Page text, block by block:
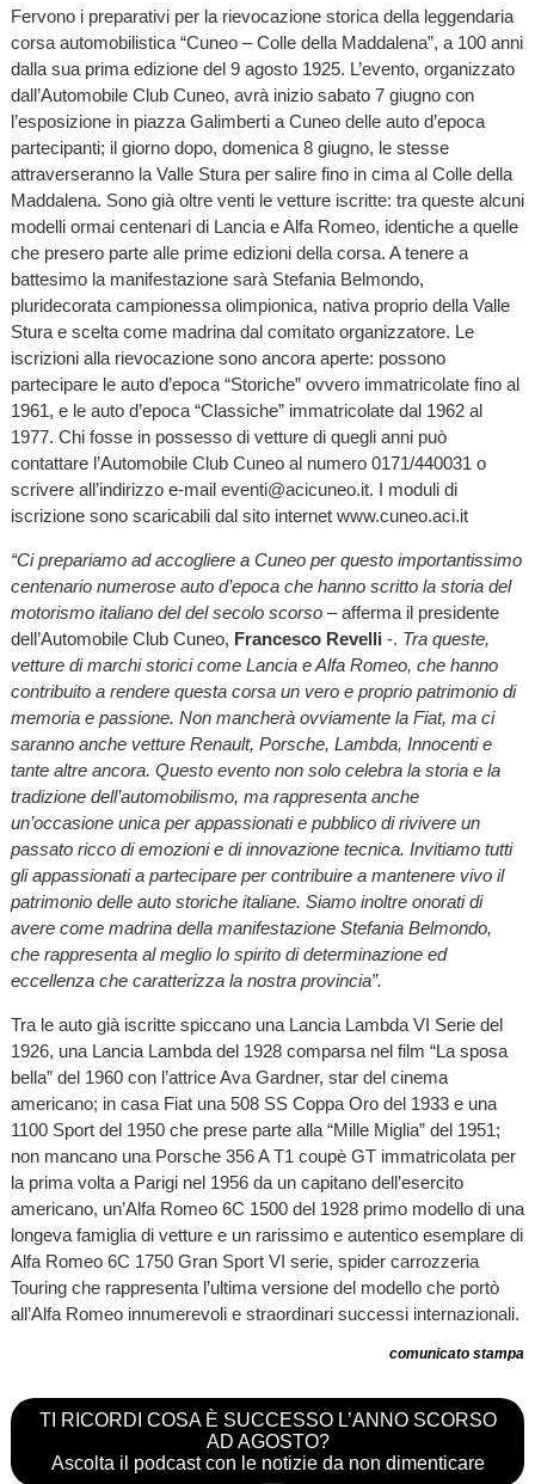
Fervono i preparativi per la rievocazione storica della leggendaria
corsa automobilistica “Cuneo – Colle della Maddalena”, a 100 anni
dalla sua prima edizione del 9 agosto 1925. L’evento, organizzato
dall’Automobile Club Cuneo, avrà inizio sabato 7 giugno con
l’esposizione in piazza Galimberti a Cuneo delle auto d’epoca
partecipanti; il giorno dopo, domenica 8 giugno, le stesse
attraverseranno la Valle Stura per salire fino in cima al Colle della
Maddalena. Sono già oltre venti le vetture iscritte: tra queste alcuni
modelli ormai centenari di Lancia e Alfa Romeo, identiche a quelle
che presero parte alle prime edizioni della corsa. A tenere a
battesimo la manifestazione sarà Stefania Belmondo,
pluridecorata campionessa olimpionica, nativa proprio della Valle
Stura e scelta come madrina dal comitato organizzatore. Le
iscrizioni alla rievocazione sono ancora aperte: possono
partecipare le auto d’epoca “Storiche” ovvero immatricolate fino al
1961, e le auto d’epoca “Classiche” immatricolate dal 1962 al
1977. Chi fosse in possesso di vetture di quegli anni può
contattare l’Automobile Club Cuneo al numero 0171/440031 o
scrivere all’indirizzo e-mail eventi@acicuneo.it. I moduli di
iscrizione sono scaricabili dal sito internet www.cuneo.aci.it
“Ci prepariamo ad accogliere a Cuneo per questo importantissimo
centenario numerose auto d’epoca che hanno scritto la storia del
motorismo italiano del del secolo scorso– afferma il presidente
dell’Automobile Club Cuneo, Francesco Revelli -. Tra queste,
vetture di marchi storici come Lancia e Alfa Romeo, che hanno
contribuito a rendere questa corsa un vero e proprio patrimonio di
memoria e passione. Non mancherà ovviamente la Fiat, ma ci
saranno anche vetture Renault, Porsche, Lambda, Innocenti e
tante altre ancora. Questo evento non solo celebra la storia e la
tradizione dell’automobilismo, ma rappresenta anche
un’occasione unica per appassionati e pubblico di rivivere un
passato ricco di emozioni e di innovazione tecnica. Invitiamo tutti
gli appassionati a partecipare per contribuire a mantenere vivo il
patrimonio delle auto storiche italiane. Siamo inoltre onorati di
avere come madrina della manifestazione Stefania Belmondo,
che rappresenta al meglio lo spirito di determinazione ed
eccellenza che caratterizza la nostra provincia”.
Tra le auto già iscritte spiccano una Lancia Lambda VI Serie del
1926, una Lancia Lambda del 1928 comparsa nel film “La sposa
bella” del 1960 con l’attrice Ava Gardner, star del cinema
americano; in casa Fiat una 508 SS Coppa Oro del 1933 e una
1100 Sport del 1950 che prese parte alla “Mille Miglia” del 1951;
non mancano una Porsche 356 A T1 coupè GT immatricolata per
la prima volta a Parigi nel 1956 da un capitano dell’esercito
americano, un’Alfa Romeo 6C 1500 del 1928 primo modello di una
longeva famiglia di vetture e un rarissimo e autentico esemplare di
Alfa Romeo 6C 1750 Gran Sport VI serie, spider carrozzeria
Touring che rappresenta l’ultima versione del modello che portò
all’Alfa Romeo innumerevoli e straordinari successi internazionali.
comunicato stampa
TI RICORDI COSA È SUCCESSO L’ANNO SCORSO
AD AGOSTO?
Ascolta il podcast con le notizie da non dimenticare